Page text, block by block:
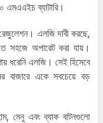
এমএএইচ ব্যাটারি।
এলজি দাবী করছে,
সহজে অপারেট করা যায়।
ধরেনি এলজি। সেই হিসেবে
বাজারে একে সবচেয়ে বড়
মেনু এবং ব্যাক বাটনগুলো